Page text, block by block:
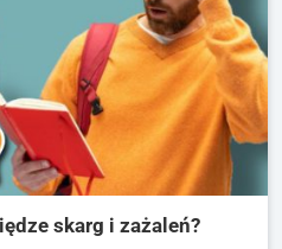
skarg i zażaleń?